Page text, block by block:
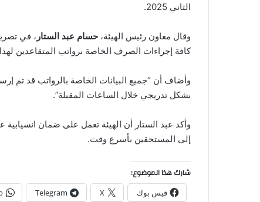
الثاني 2025.
وقال معاون رئيس الهيئة، حسام عبد الستار ، في
كافة إجراءات الصرف الخاصة برواتب المتقاعدين
وأضاف أن “جميع البيانات الخاصة بالرواتب قد تم
بشكل تدريجي خلال الساعات المقبلة”.
وأكد عبد الستار أن الهيئة تعمل على ضمان
إلى المستحقين بأسرع وقت.
شارك هذا الموضوع:
فيس بوك X
Telegram